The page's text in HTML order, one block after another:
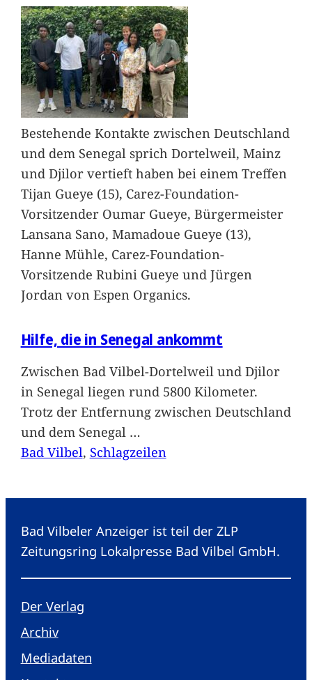
Bestehende Kontakte zwischen Deutschland
und dem Senegal sprich Dortelweil, Mainz
und Djilor vertieft haben bei einem Treffen
Tijan Gueye (15), Carez-Foundation-
Vorsitzender Oumar Gueye, Bürgermeister
Lansana Sano, Mamadoue Gueye (13),
Hanne Mühle, Carez-Foundation-
Vorsitzende Rubini Gueye und Jürgen
Jordan von Espen Organics.
Hilfe, die in Senegal ankommt
Zwischen Bad Vilbel-Dortelweil und Djilor
in Senegal liegen rund 5800 Kilometer.
Trotz der Entfernung zwischen Deutschland
und dem Senegal …
Bad Vilbel, Schlagzeilen
Bad Vilbeler Anzeiger ist teil der ZLP
Zeitungsring Lokalpresse Bad Vilbel GmbH.
Der Verlag
Archiv
Mediadaten